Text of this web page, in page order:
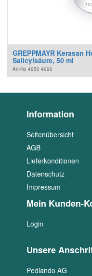
GREPPMAYR Kerasan
Salicylsäure, 50 ml
Art-No 4950 4990
Information
Seitenübersicht
AGB
Lieferkonditionen
Datenschutz
Impressum
Mein Kunden-
Login
Unsere
Pediando AG